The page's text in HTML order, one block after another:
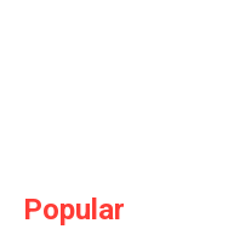
Popular